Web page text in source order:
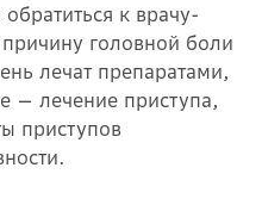
к врачу-
головной боли
лечат препаратами,
— лечение приступа,
приступов